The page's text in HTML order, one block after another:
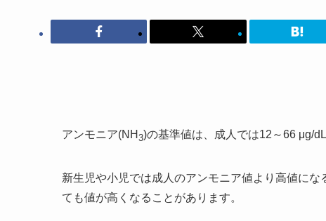
アンモニア(NH 3)の基準値は、成人では12～66 μg/
新生児や小児では成人のアンモニア値より高値に
ても値が高くなることがあります。